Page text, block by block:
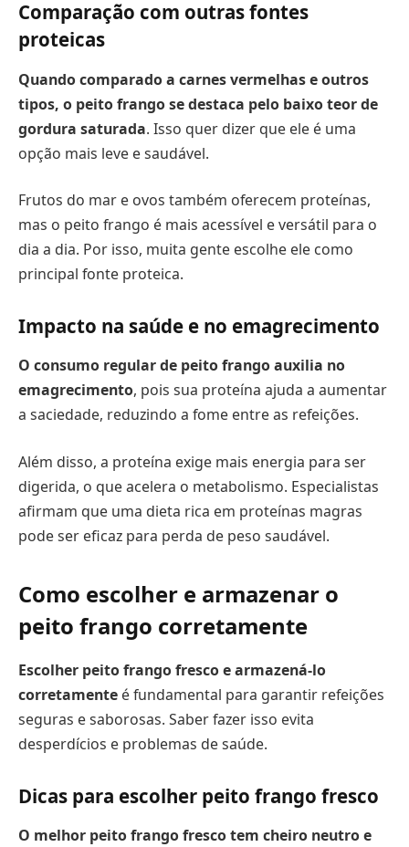
Comparação com outras fontes
proteicas
Quando comparado a carnes vermelhas e outros
tipos, o peito frango se destaca pelo baixo teor de
gordura saturada. Isso quer dizer que ele é uma
opção mais leve e saudável.
Frutos do mar e ovos também oferecem proteínas,
mas o peito frango é mais acessível e versátil para o
dia a dia. Por isso, muita gente escolhe ele como
principal fonte proteica.
Impacto na saúde e no emagrecimento
O consumo regular de peito frango auxilia no
emagrecimento, pois sua proteína ajuda a aumentar
a saciedade, reduzindo a fome entre as refeições.
Além disso, a proteína exige mais energia para ser
digerida, o que acelera o metabolismo. Especialistas
afirmam que uma dieta rica em proteínas magras
pode ser eficaz para perda de peso saudável.
Como escolher e armazenar o
peito frango corretamente
Escolher peito frango fresco e armazená-lo
corretamente é fundamental para garantir refeições
seguras e saborosas. Saber fazer isso evita
desperdícios e problemas de saúde.
Dicas para escolher peito frango fresco
O melhor peito frango fresco tem cheiro neutro e